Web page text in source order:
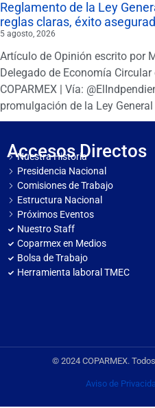
Reglamento de la Ley
reglas claras, éxito
5 agosto, 2026
Artículo de Opinión escrito por
Delegado de Economía Circular
COPARMEX | Vía:
promulgación de la Ley General
Accesos Directos
Nuestra Historia
Presidencia Nacional
Comisiones de Trabajo
Estructura Nacional
Próximos Eventos
Nuestro Staff
Coparmex en Medios
Bolsa de Trabajo
Herramienta laboral TMEC
© 2024 COPARMEX.
Aviso de